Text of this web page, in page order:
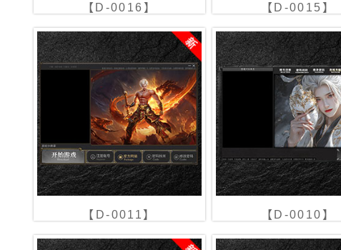
【D-0016】 【D-0015】
【D-0011】 【D-0010】